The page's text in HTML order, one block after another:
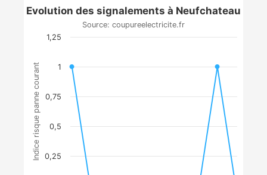
Indice risque panne courant
Evolution des signalements à Neufchateau
Source: coupureelectricite.fr
0,25
0,5
0,75
1
1,25